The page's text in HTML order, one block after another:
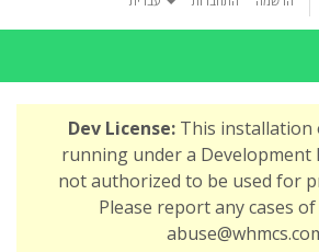
o
Dev License: This installation
running under a Development
not authorized to be used for
Please report any cases